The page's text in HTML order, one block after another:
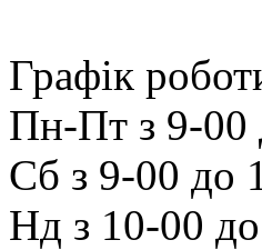
Графік
Пн‑Пт з 9‑00
Сб з 9‑00 до
Нд з 10‑00